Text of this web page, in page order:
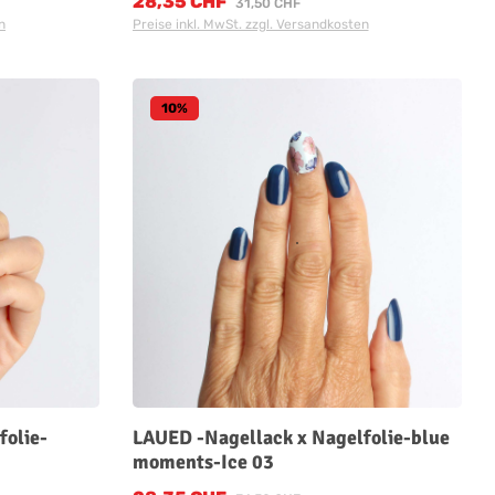
Preise inkl. MwSt. zzgl. Versandkosten
10%
LAUED -Nagellack x Nagelfolie-blue
moments-Ice 03